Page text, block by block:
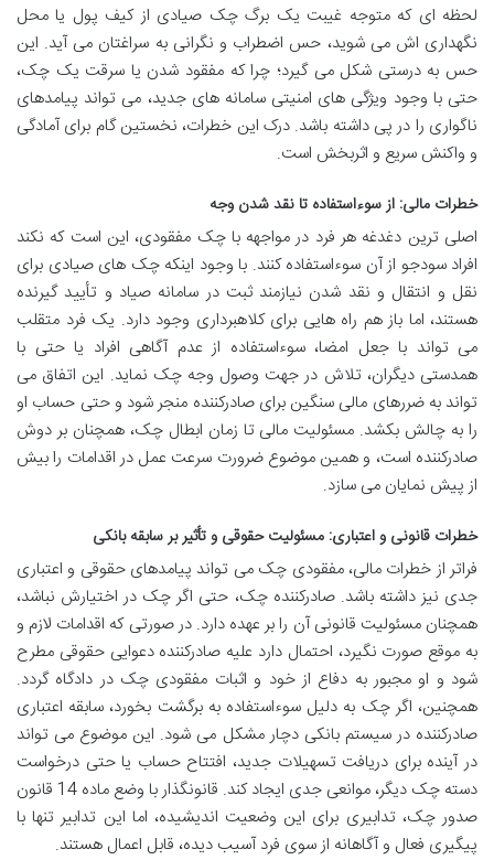
لحظه ای که متوجه غیبت یک برگ چک صیادی از کیف پول یا محل
نگهداری اش می شوید، حس اضطراب و نگرانی به سراغتان می آید. این
حس به درستی شکل می گیرد؛ چرا که مفقود شدن یا سرقت یک چک،
حتی با وجود ویژگی های امنیتی سامانه های جدید، می تواند پیامدهای
ناگواری را در پی داشته باشد. درک این خطرات، نخستین گام برای آمادگی
و واکنش سریع و اثربخش است.
خطرات مالی: از سوءاستفاده تا نقد شدن وجه
اصلی ترین دغدغه هر فرد در مواجهه با چک مفقودی، این است که نکند
افراد سودجو از آن سوءاستفاده کنند. با وجود اینکه چک های صیادی برای
نقل و انتقال و نقد شدن نیازمند ثبت در سامانه صیاد و تأیید گیرنده
هستند، اما باز هم راه هایی برای کلاهبرداری وجود دارد. یک فرد متقلب
می تواند با جعل امضا، سوءاستفاده از عدم آگاهی افراد یا حتی با
همدستی دیگران، تلاش در جهت وصول وجه چک نماید. این اتفاق می
تواند به ضررهای مالی سنگین برای صادرکننده منجر شود و حتی حساب او
را به چالش بکشد. مسئولیت مالی تا زمان ابطال چک، همچنان بر دوش
صادرکننده است، و همین موضوع ضرورت سرعت عمل در اقدامات را بیش
از پیش نمایان می سازد.
خطرات قانونی و اعتباری: مسئولیت حقوقی و تأثیر بر سابقه بانکی
فراتر از خطرات مالی، مفقودی چک می تواند پیامدهای حقوقی و اعتباری
جدی نیز داشته باشد. صادرکننده چک، حتی اگر چک در اختیارش نباشد،
همچنان مسئولیت قانونی آن را بر عهده دارد. در صورتی که اقدامات لازم و
به موقع صورت نگیرد، احتمال دارد علیه صادرکننده دعوایی حقوقی مطرح
شود و او مجبور به دفاع از خود و اثبات مفقودی چک در دادگاه گردد.
همچنین، اگر چک به دلیل سوءاستفاده به برگشت بخورد، سابقه اعتباری
صادرکننده در سیستم بانکی دچار مشکل می شود. این موضوع می تواند
در آینده برای دریافت تسهیلات جدید، افتتاح حساب یا حتی درخواست
دسته چک دیگر، موانعی جدی ایجاد کند. قانونگذار با وضع ماده 14 قانون
صدور چک، تدابیری برای این وضعیت اندیشیده، اما این تدابیر تنها با
پیگیری فعال و آگاهانه از سوی فرد آسیب دیده، قابل اعمال هستند.